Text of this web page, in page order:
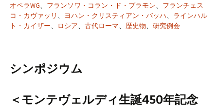
オペラWG、 フランソワ・コラン・ド・ブラモン、 フランチェス
コ・カヴァッリ 、 ヨハン・クリスティアン・バッハ、 ラインハル
ト・カイザー、 ロシア、 古代ローマ、 歴史物、 研究例会
シンポジウム
＜モンテヴェルディ生誕450年記念